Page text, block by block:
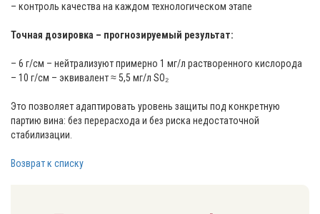
– контроль качества на каждом технологическом этапе
Точная дозировка – прогнозируемый результат:
– 6 г/см – нейтрализуют примерно 1 мг/л растворенного кислорода
– 10 г/см – эквивалент ≈ 5,5 мг/л SO₂
Это позволяет адаптировать уровень защиты под конкретную
партию вина: без перерасхода и без риска недостаточной
стабилизации.
Возврат к списку